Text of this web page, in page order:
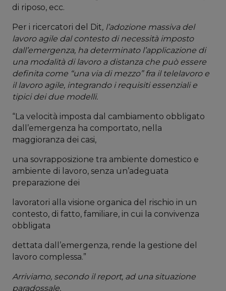
di riposo, ecc.
Per i ricercatori del Dit, l’adozione massiva del
lavoro agile dal contesto di necessità imposto
dall’emergenza, ha determinato l’applicazione di
una modalità di lavoro a distanza che può essere
definita come “una via di mezzo” fra il telelavoro e
il lavoro agile, integrando i requisiti essenziali e
tipici dei due modelli.
“La velocità imposta dal cambiamento obbligato
dall’emergenza ha comportato, nella
maggioranza dei casi,
una sovrapposizione tra ambiente domestico e
ambiente di lavoro, senza un’adeguata
preparazione dei
lavoratori alla visione organica del rischio in un
contesto, di fatto, familiare, in cui la convivenza
obbligata
dettata dall’emergenza, rende la gestione del
lavoro complessa.”
Arriviamo, secondo il report, ad una situazione
paradossale.